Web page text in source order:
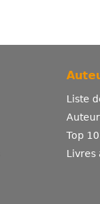
Liste
Top
Livres